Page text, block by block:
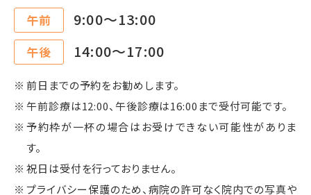
午前 9:00〜13:00
午後 14:00〜17:00
前日までの予約をお勧めします。
午前診療は12:00、午後診療は16:00まで受付可能です。
予約枠が一杯の場合はお受けできない可能性がありま
す。
祝日は受付を行っておりません。
プライバシー保護のため、病院の許可なく院内での写真や